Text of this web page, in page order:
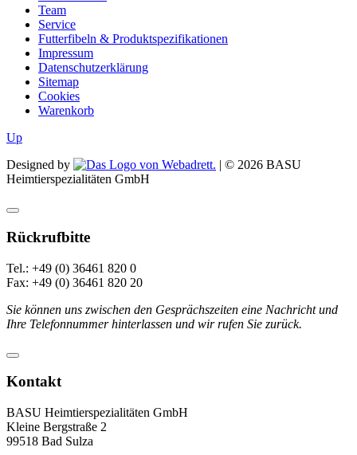
Team
Service
Futterfibeln & Produktspezifikationen
Impressum
Datenschutzerklärung
Sitemap
Cookies
Warenkorb
Up
Designed by
| © 2026 BASU
Heimtierspezialitäten GmbH
Rückrufbitte
Tel.: +49 (0) 36461 820 0
Fax: +49 (0) 36461 820 20
Sie können uns zwischen den Gesprächszeiten eine Nachricht und
Ihre Telefonnummer hinterlassen und wir rufen Sie zurück.
Kontakt
BASU Heimtierspezialitäten GmbH
Kleine Bergstraße 2
99518 Bad Sulza